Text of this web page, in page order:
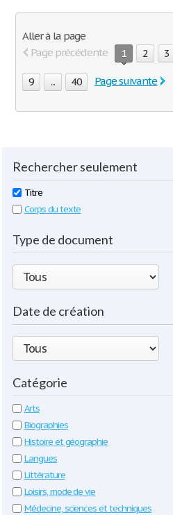
Aller à la page
Page précédente
1 2 3
9 ... 40 Page suivante
Rechercher seulement
Titre
Corps du texte
Type de document
Date de création
Catégorie
Arts
Biographies
Histoire et géographie
Langues
Littérature
Loisirs, mode de vie
Médecine, sciences et techniques